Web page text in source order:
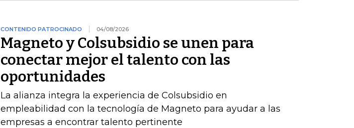
CONTENIDO PATROCINADO 04/08/2026
Magneto y Colsubsidio se unen para
conectar mejor el talento con las
oportunidades
La alianza integra la experiencia de Colsubsidio en
empleabilidad con la tecnología de Magneto para ayudar a las
empresas a encontrar talento pertinente